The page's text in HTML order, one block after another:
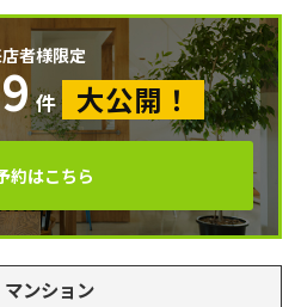
者様限定
件 大公開！
約はこちら
ンション